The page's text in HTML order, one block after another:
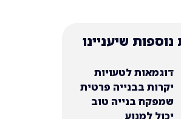
שיעניינו
דוגמאות לטעויות
יקרות בבנייה פרטית
שמפקח בנייה טוב
יכול למנוע